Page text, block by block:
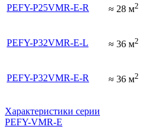
PEFY-P25VMR-E-R ≈ 28 м2
PEFY-P32VMR-E-L ≈ 36 м2
PEFY-P32VMR-E-R ≈ 36 м2
Характеристики серии
PEFY-VMR-E